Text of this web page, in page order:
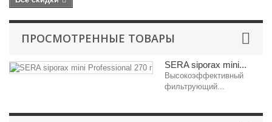
ПРОСМОТРЕННЫЕ ТОВАРЫ
SERA siporax mini...
Высокоэффективный
фильтрующий...